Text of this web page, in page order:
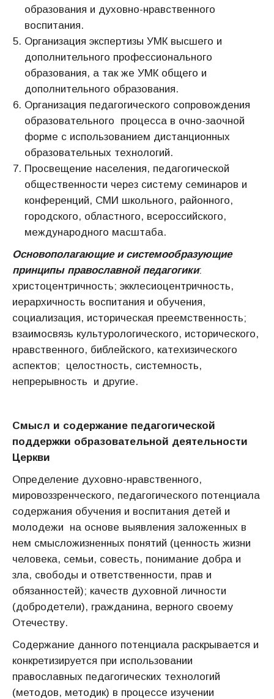
образования и духовно-нравственного
воспитания.
Организация экспертизы УМК высшего и
дополнительного профессионального
образования, а так же УМК общего и
дополнительного образования.
Организация педагогического сопровождения
образовательного процесса в очно-заочной
форме с использованием дистанционных
образовательных технологий.
Просвещение населения, педагогической
общественности через систему семинаров и
конференций, СМИ школьного, районного,
городского, областного, всероссийского,
международного масштаба.
Основополагающие и системообразующие
принципы православной педагогики:
христоцентричность; экклесиоцентричность,
иерархичность воспитания и обучения,
социализация, историческая преемственность;
взаимосвязь культурологического, исторического,
нравственного, библейского, катехизического
аспектов; целостность, системность,
непрерывность и другие.
Смысл и содержание педагогической
поддержки образовательной деятельности
Церкви
Определение духовно-нравственного,
мировоззренческого, педагогического потенциала
содержания обучения и воспитания детей и
молодежи на основе выявления заложенных в
нем смысложизненных понятий (ценность жизни
человека, семьи, совесть, понимание добра и
зла, свободы и ответственности, прав и
обязанностей); качеств духовной личности
(добродетели), гражданина, верного своему
Отечеству.
Содержание данного потенциала раскрывается и
конкретизируется при использовании
православных педагогических технологий
(методов, методик) в процессе изучении